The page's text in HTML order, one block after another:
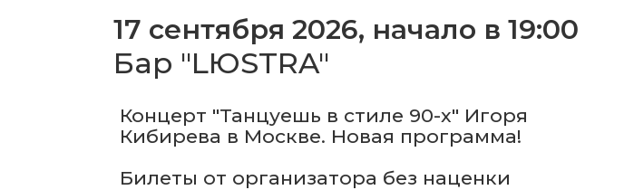
17 сентября 2026, начало в 19:00
Бар "LЮSTRA"
Концерт "Танцуешь в стиле 90-х" Игоря
Кибирева в Москве. Новая программа!
Билеты от организатора без наценки